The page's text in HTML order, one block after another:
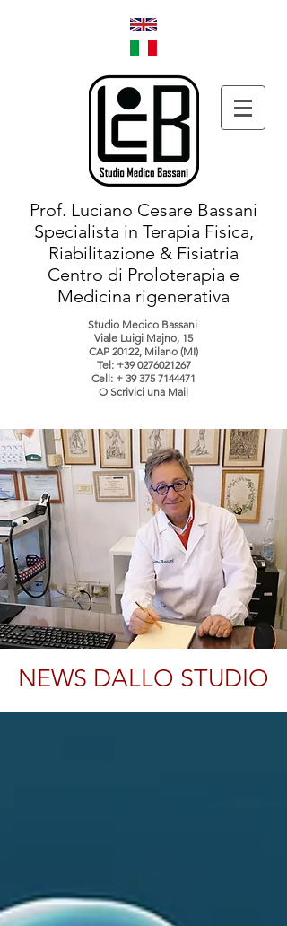
Prof. Luciano Cesare Bassani
Specialista in Terapia Fisica,
Riabilitazione & Fisiatria
Centro di Proloterapia e
Medicina rigenerativa
Studio Medico Bassani
Viale Luigi Majno, 15
CAP 20122, Milano (MI)
Tel: +39 0276021267
Cell: + 39 375 7144471
O Scrivici una Mail
NEWS DALLO STUDIO